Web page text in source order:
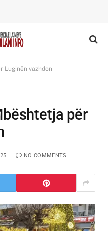
Luginën vazhdon
për
NO COMMENTS